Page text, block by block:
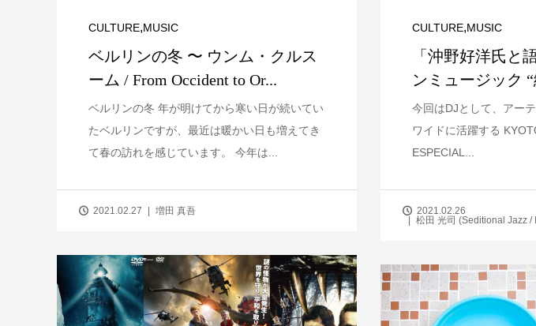
ライブハウスのクラウドファン
CULTURE,MUSIC
ベルリンの冬 〜 ウンム・クルス
ーム / From Occident to Or...
ベルリンの冬 年が明けてから寒い日が続いてい
たベルリンですが、最近は暖かい日も増えてき
て春の訪れを感じています。 今年は...
2021.02.27 増田 真吾
CULTURE,MUSIC
「沖野好洋氏と
ンミュージック “
今回はDJとして、アー
ワイドに活躍する
ESPECIAL...
2021.02.26
松田 光司 (Seditional Jazz /